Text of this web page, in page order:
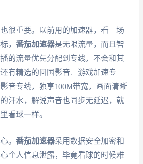
很重要。以前用的加速器，看一场
， 番茄加速器是无限流量，而且智
的流量优先分配到专线，不会和其
有精选的回国影音、游戏加速专
音专线，独享100M带宽，画面清晰
汗水，解说声音也同步无延迟，就
看球一样。
。 番茄加速器采用数据安全加密和
个人信息泄露，毕竟看球的时候难